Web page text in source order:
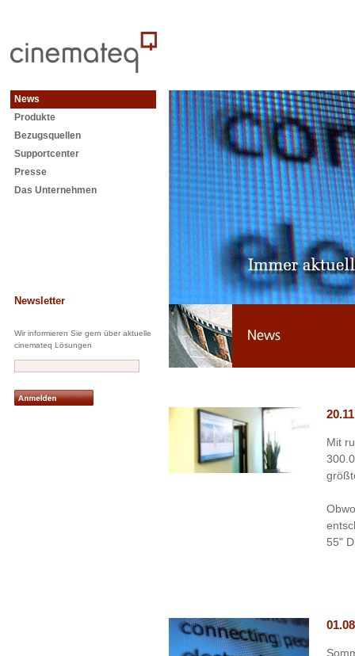
News
Produkte
Bezugsquellen
Supportcenter
Presse
Das Unternehmen
Newsletter
Wir informieren Sie gern über aktuelle
cinemateq Lösungen
Mit
55"